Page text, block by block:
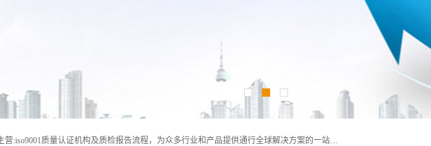
深圳万检通科技有限公司主营:iso9001质量认证机构及质检报告流程，为众多行业和产品提供通行全球解决方案的一站式全领域公共检测、鉴定、验货、srrc认证,质量检测认证及CE认证公司，帮助企业应对全球各种技术贸易壁垒，提升企业竞争优势，满足其对品质的高标准要求。